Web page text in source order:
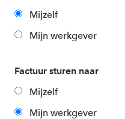
Mijzelf
Mijn werkgever
Factuur sturen naar
Mijzelf
Mijn werkgever